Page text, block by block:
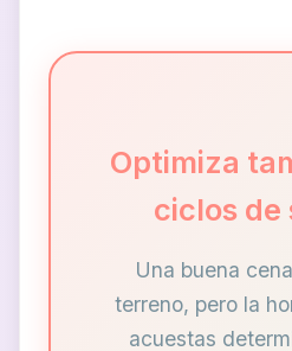
Optimiza
ciclos de
Una buena
terreno, pero la
acuestas